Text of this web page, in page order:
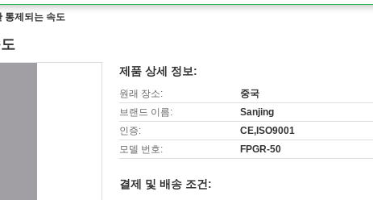
통제되는 속도
제품 상세 정보:
원래 장소:
중국
브랜드 이름:
Sanjing
인증:
CE,ISO9001
모델 번호:
FPGR-50
결제 및 배송 조건: